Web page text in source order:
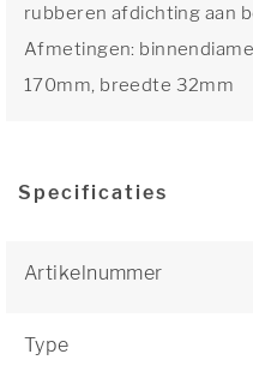
rubberen afdichting aan
Afmetingen:
170mm, breedte 32mm
Specificaties
Artikelnummer
Type